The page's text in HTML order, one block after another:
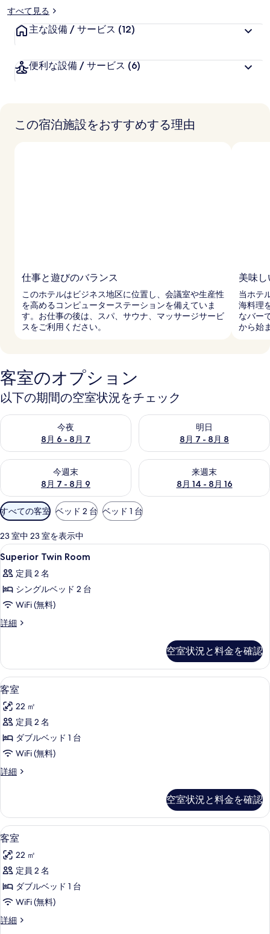
すべて見る
主な設備 / サービス (12)
便利な設備 / サービス (6)
この宿泊施設をおすすめする理由
仕事と遊びのバランス
このホテルはビジネス地区に位置し、会議室や生産性
を高めるコンピューターステーションを備えていま
す。お仕事の後は、スパ、サウナ、マッサージサービ
スをご利用ください。
美味
当ホテ
海料理
なバー
から始
客室のオプション
以下の期間の空室状況をチェック
今夜
8月 6 - 8月 7
今夜 8月 6 - 8月 7 の空室状況をチェック
明日
8月 7 - 8月 8
明日 8月 7 - 8月 8 の空室状況
今週末
8月 7 - 8月 9
今週末 8月 7 - 8月 9 の空室状況をチェック
来週末
8月 14 - 8月 16
来週末 8月 14 - 8月 16 の空室
利
用
可
能
な
客
室
の
り
条
件
すべての客室 ベッド 2 台 ベッド 1 台
23 室中 23 室を表示中
Superior
Twin
Room
の
す
べ
写
真
を
表
示
す
る
低刺激性寝具、セーフティボックス
1
Superior Twin Room
定員 2 名
シングルベッド 2 台
WiFi (無料)
詳細
Superior
詳
細
空室状況と料金を確認
客
室
の
す
べ
て
の
真
を
表
示
す
る
低刺激性寝具、セーフティボックス
4
客室
22 ㎡
定員 2 名
ダブルベッド 1 台
WiFi (無料)
詳細
客
細
空室状況と料金を確認
客
室
の
す
べ
て
の
低刺激性寝具、セーフティボックス
5
客室
22 ㎡
定員 2 名
ダブルベッド 1 台
WiFi (無料)
詳細
客